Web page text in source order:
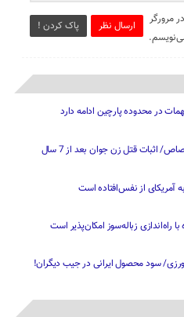
ارسال نظر پاک کردن !
مرورگر
در محدوده پارچین ادامه دارد
اثبات قتل زن جوان بعد از 7 سال
آمریکای از نفس‌افتاده است
زباله‌سوز امکان‌پذیر است
سود محصول ایرانی در جیب دیگران!